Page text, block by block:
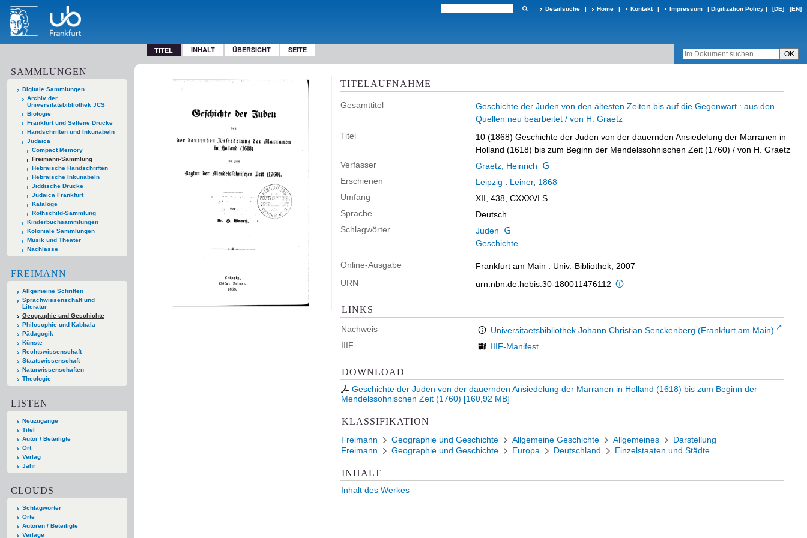
Detailsuche | Home | Kontakt | Impressum | Digitization Policy | [DE] [EN]
TITEL INHALT ÜBERSICHT SEITE
SAMMLUNGEN
Digitale Sammlungen
Archiv der
Universitätsbibliothek JCS
Biologie
Frankfurt und Seltene Drucke
Handschriften und Inkunabeln
Judaica
Compact Memory
Freimann-Sammlung
Hebräische Handschriften
Hebräische Inkunabeln
Jiddische Drucke
Judaica Frankfurt
Kataloge
Rothschild-Sammlung
Kinderbuchsammlungen
Koloniale Sammlungen
Musik und Theater
Nachlässe
FREIMANN
Allgemeine Schriften
Sprachwissenschaft und
Literatur
Geographie und Geschichte
Philosophie und Kabbala
Pädagogik
Künste
Rechtswissenschaft
Staatswissenschaft
Naturwissenschaften
Theologie
LISTEN
Neuzugänge
Titel
Autor / Beteiligte
Ort
Verlag
Jahr
CLOUDS
Schlagwörter
Orte
Autoren / Beteiligte
Verlage
TITELAUFNAHME
Gesamttitel
Geschichte der Juden von den ältesten Zeiten bis auf die Gegenwart : aus den
Quellen neu bearbeitet / von H. Graetz
Titel
10 (1868) Geschichte der Juden von der dauernden Ansiedelung der Marranen in
Holland (1618) bis zum Beginn der Mendelssohnischen Zeit (1760) / von H. Graetz
Verfasser
Graetz, Heinrich
Erschienen
Leipzig : Leiner, 1868
Umfang
XII, 438, CXXXVI S.
Sprache
Deutsch
Schlagwörter
Juden
Geschichte
Online-Ausgabe
Frankfurt am Main : Univ.-Bibliothek, 2007
URN
urn:nbn:de:hebis:30-180011476112
LINKS
Nachweis
Universitaetsbibliothek Johann Christian Senckenberg (Frankfurt am Main)
IIIF
IIIF-Manifest
DOWNLOAD
Geschichte der Juden von der dauernden Ansiedelung der Marranen in Holland (1618) bis zum Beginn der
Mendelssohnischen Zeit (1760) [160,92 MB]
KLASSIFIKATION
Freimann Geographie und Geschichte Allgemeine Geschichte Allgemeines
Darstellung
Freimann
Geographie und Geschichte Europa Deutschland Einzelstaaten und Städte
INHALT
Inhalt des Werkes